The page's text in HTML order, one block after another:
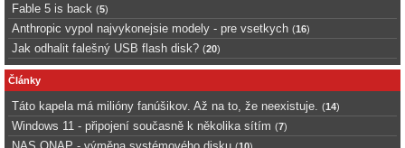
Fable 5 is back (5)
Anthropic vypol najvykonejsie modely - pre vsetkych (16)
Jak odhalit falešný USB flash disk? (20)
Články
Táto kapela má milióny fanúšikov. Až na to, že neexistuje. (14)
Windows 11 - připojení současně k několika sítím (7)